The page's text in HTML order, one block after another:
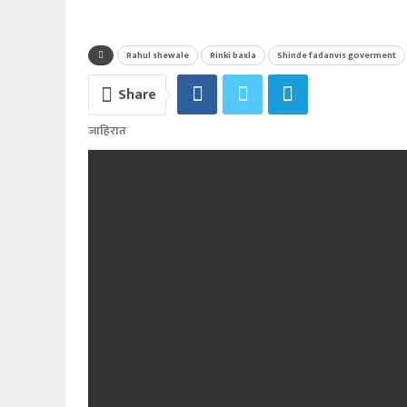
Rahul shewale Rinki baxla Shinde fadanvis goverment
Share
जाहिरात